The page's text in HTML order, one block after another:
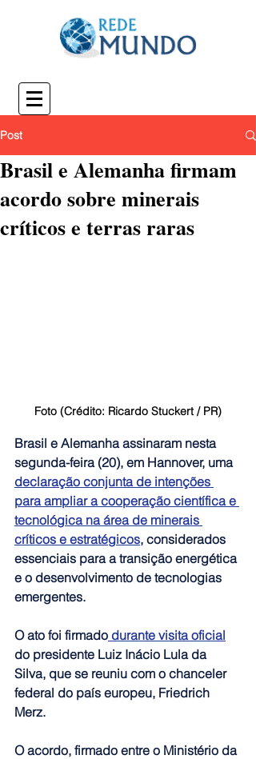
Post
Brasil e Alemanha firmam
acordo sobre minerais
críticos e terras raras
Foto (Crédito: Ricardo Stuckert / PR)
Brasil e Alemanha assinaram nesta
segunda-feira (20), em Hannover, uma
declaração conjunta de intenções
para ampliar a cooperação científica e
tecnológica na área de minerais
críticos e estratégicos, considerados
essenciais para a transição energética
e o desenvolvimento de tecnologias
emergentes.
O ato foi firmado durante visita oficial
do presidente Luiz Inácio Lula da
Silva, que se reuniu com o chanceler
federal do país europeu, Friedrich
Merz.
O acordo, firmado entre o Ministério da